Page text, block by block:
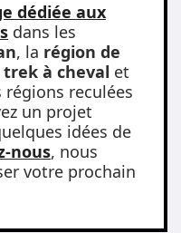
dédiée aux
dans les
, la région de
trek à cheval et
régions reculées
un projet
idées de
nous, nous
votre prochain